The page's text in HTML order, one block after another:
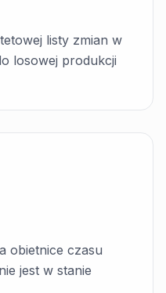
listy zmian w
losowej produkcji
obietnice czasu
jest w stanie